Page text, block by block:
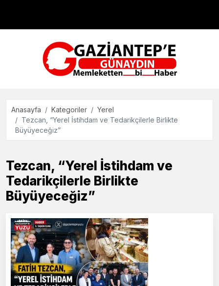
Teknoloji
Anasayfa Kategoriler
Yerel
Tezcan, “Yerel İstihdam ve Tedarikçilerle Birlikte
Büyüyeceğiz”
Tezcan, “Yerel İstihdam ve
Tedarikçilerle Birlikte
Büyüyeceğiz”